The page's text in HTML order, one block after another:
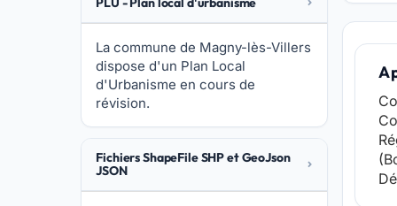
La commune de Magny-lès-Villers
dispose d'un Plan Local
d'Urbanisme en cours de
révision.
Fichiers ShapeFile SHP et GeoJson
JSON
A